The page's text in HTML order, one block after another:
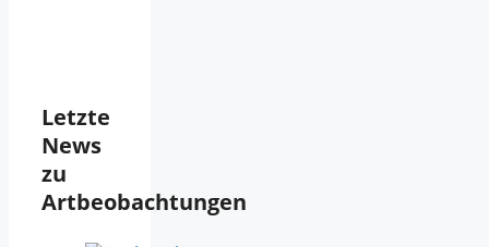
Letzte
News
zu
Artbeobachtungen